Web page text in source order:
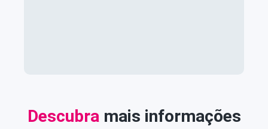
Descubra mais informações